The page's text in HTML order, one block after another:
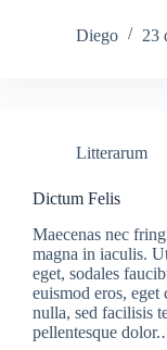
Diego 23
Litterarum
Dictum Felis
Maecenas nec
magna in iaculis.
eget, sodales
euismod eros, eget
nulla, sed facilisis
pellentesque